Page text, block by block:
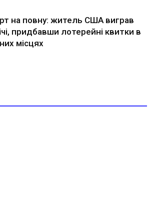
на повну: житель США виграв
придбавши лотерейні квитки в
місцях